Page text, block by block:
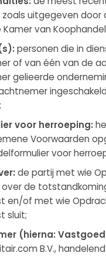
uitgegeven door
van
personen die in
of van één van de
gelieerde
voor herroeping:
Voorwaarden
voor
de partij met wie
de
en/of met wie
sluit;
(hierna:
B.V.,